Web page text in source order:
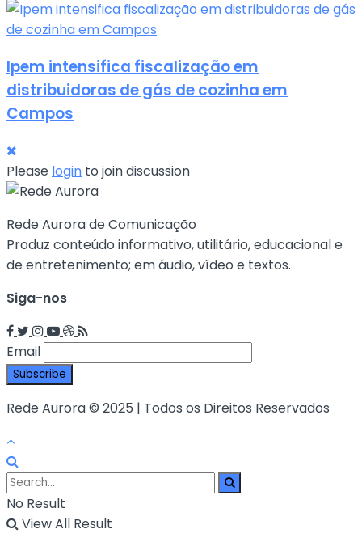
Ipem intensifica fiscalização em
distribuidoras de gás de cozinha em
Campos
Please login to join discussion
Rede Aurora de Comunicação
Produz conteúdo informativo, utilitário, educacional e
de entretenimento; em áudio, vídeo e textos.
Siga-nos
Email
Rede Aurora © 2025 | Todos os Direitos Reservados
No Result
View All Result